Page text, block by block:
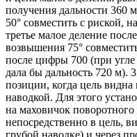
получения дальности 360
50° совместить с риской,
третье малое деление
возвышения 75°
после цифры 700 (при угле
дала бы дальность 720 м).
позиции, когда цель видна
наводкой. Для этого
на маховичок
непосредственно в цель,
грубой наводке) и через